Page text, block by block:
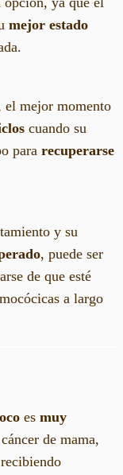
mejor estado
el mejor momento
cuando su
para recuperarse
y su
, puede ser
de que esté
a largo
es muy
de mama,